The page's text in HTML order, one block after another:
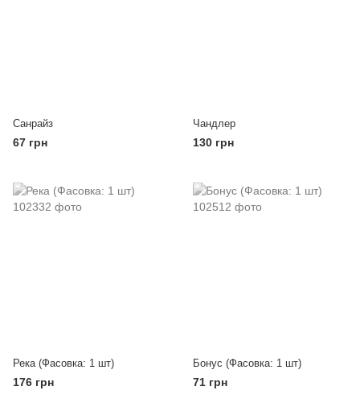
Санрайз
67 грн
Чандлер
130 грн
Река (Фасовка: 1 шт)
176 грн
Бонус (Фасовка: 1 шт)
71 грн